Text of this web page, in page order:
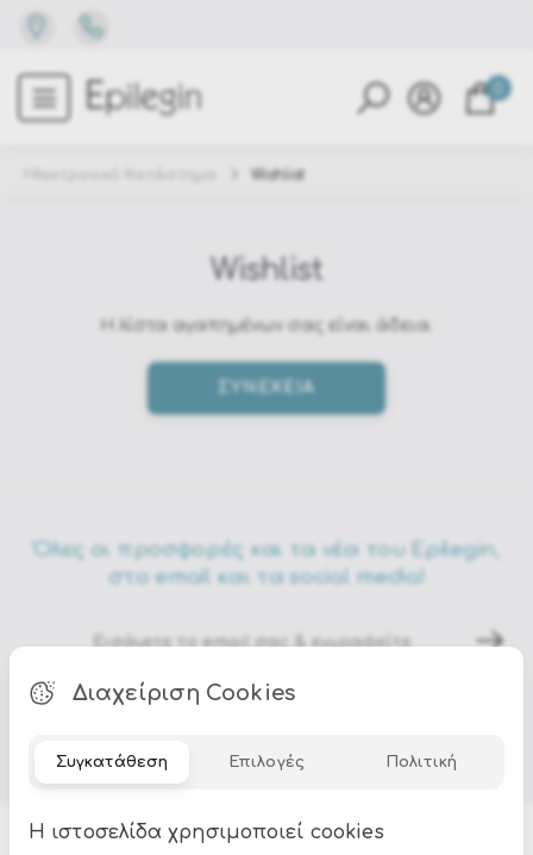
Wishlist
Wishlist
Η λίστα αγαπημένων σας είναι άδεια.
ΣΥΝΕΧΕΙΑ
Όλες οι προσφορές και τα νέα του Epilegin,
στο email και τα social media!
Διαχείριση Cookies
Συγκατάθεση Επιλογές Πολιτική
Η ιστοσελίδα χρησιμοποιεί cookies